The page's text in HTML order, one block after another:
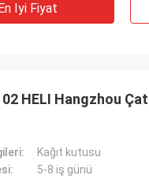
Iyi Fiyat
HELI Hangzhou
Kağıt kutusu
5-8 iş günü